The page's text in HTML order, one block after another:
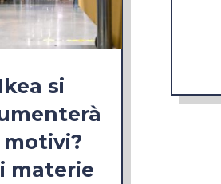
si
motivi?
materie